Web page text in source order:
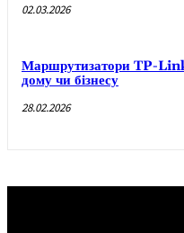
02.03.2026
Маршрутизатори TP-
дому чи бізнесу
28.02.2026